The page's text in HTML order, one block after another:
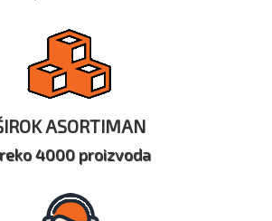
ASORTIMAN
4000 proizvoda